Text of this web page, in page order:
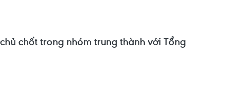
chốt trong nhóm trung thành với Tổng